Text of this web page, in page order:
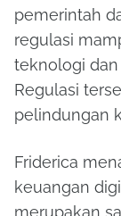
pemerintah
regulasi
teknologi
Regulasi
pelindungan
Friderica
keuangan
merupakan